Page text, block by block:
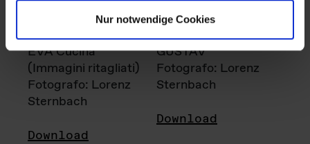
Nur notwendige Cookies
EVA Cucina
(Immagini ritagliati)
Fotografo: Lorenz
Sternbach
Download
GUSTAV
Fotografo: Lorenz
Sternbach
Download